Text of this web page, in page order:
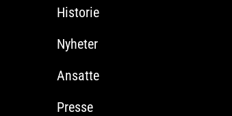
Historie
Nyheter
Ansatte
Presse